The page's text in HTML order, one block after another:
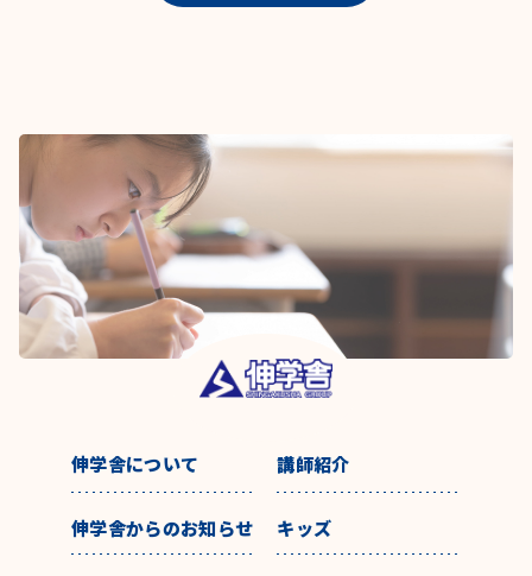
伸学舎について 講師紹介
伸学舎からのお知らせ キッズ